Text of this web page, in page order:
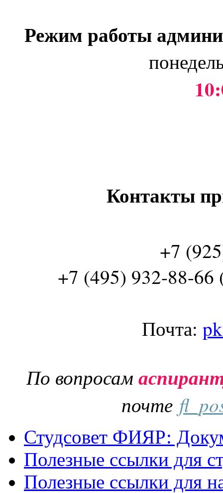
Режим работы
Контакты
+7
+7 (495) 932-88-66
Почта:
По вопросам
почте
Студсовет ФИЯР:
Полезные ссылки для
Полезные ссылки для